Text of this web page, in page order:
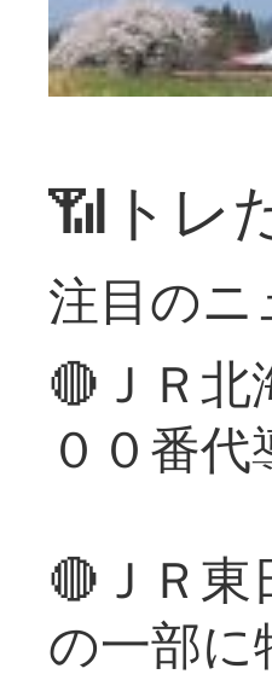
📶トレ
注目のニ
🔴ＪＲ北
００番
🔴ＪＲ東
の一部に